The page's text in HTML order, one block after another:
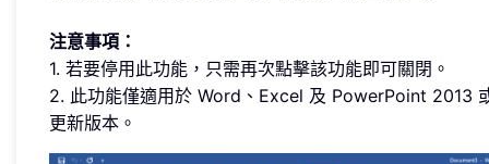
注意事項：
1. 若要停用此功能，只需再次點擊該功能即可關閉。
2. 此功能僅適用於 Word、Excel 及 PowerPoint 2013
更新版本。